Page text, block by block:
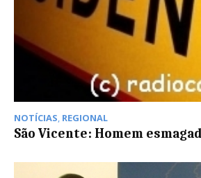
NOTÍCIAS, REGIONAL
São Vicente: Homem